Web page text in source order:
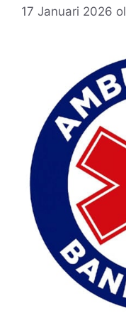
17 Januari 2026